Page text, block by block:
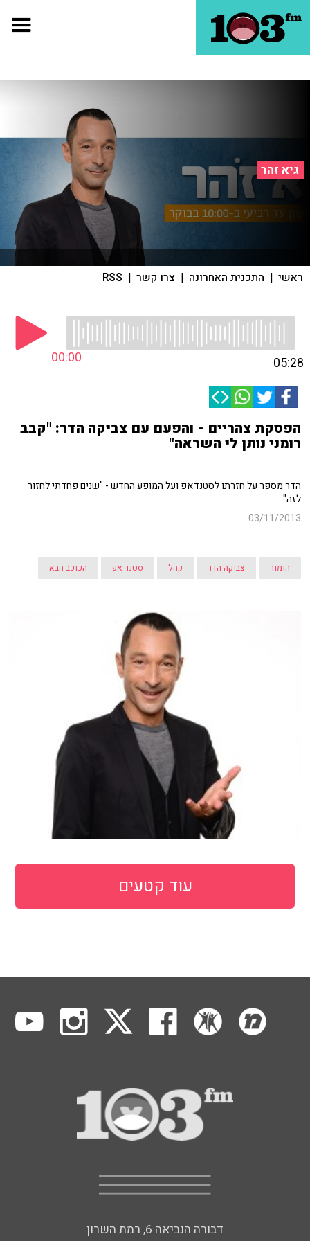
גיא זהר
ראשי | התכנית האחרונה | צרו קשר |
RSS
00:00 05:28
הפסקת צהריים - והפעם עם צביקה הדר: "קבב
רומני נותן לי השראה"
הדר מספר על חזרתו לסטנדאפ ועל המופע החדש - "שנים פחדתי לחזור
לזה"
03/11/2013
הומור צביקה הדר קהל סטנד אפ הכוכב הבא
עוד קטעים
דבורה הנביאה 6, רמת השרון